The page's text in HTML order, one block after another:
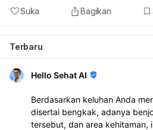
Suka Bagikan
Terbaru
Hello Sehat AI
Berdasarkan keluhan Anda
disertai bengkak, adanya
tersebut, dan area kehitaman,